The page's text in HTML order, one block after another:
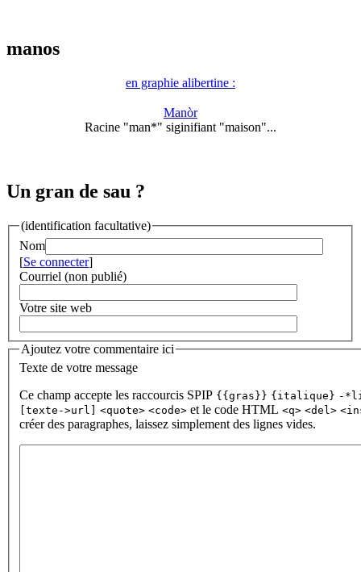
manos
en graphie alibertine :
Manòr
Racine "man*" siginifiant "maison"...
Un gran de sau ?
(identification facultative)
Nom
[Se connecter]
Courriel (non publié)
Votre site web
Ajoutez votre commentaire ici
Texte de votre message
Ce champ accepte les raccourcis SPIP {{gras}} {italique} -
[texte->url]
<quote> <code> et le code HTML <q> <del>
créer des paragraphes, laissez simplement des lignes vides.